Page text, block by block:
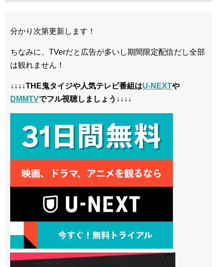
分かり次第更新します！
ちなみに、TVerだと広告が多いし期間限定配信だし全部
は観れません！
↓↓↓↓THE鬼タイジや人気テレビ番組はU-NEXTや
DMMTVでフル視聴しましょう↓↓↓↓